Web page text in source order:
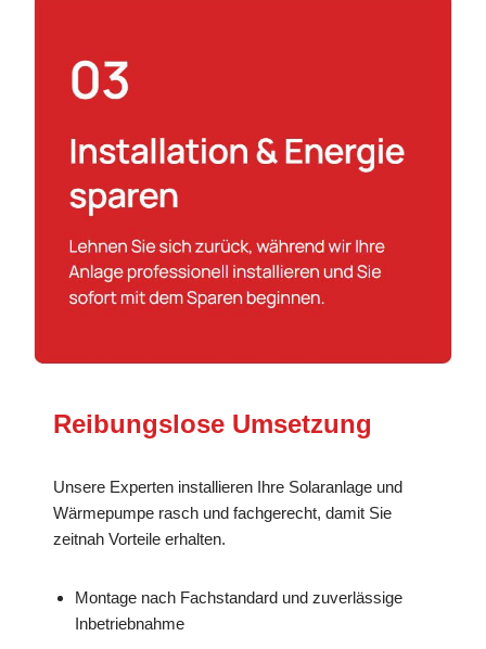
Reibungslose Umsetzung
Unsere Experten installieren Ihre Solaranlage und
Wärmepumpe rasch und fachgerecht, damit Sie
zeitnah Vorteile erhalten.
Montage nach Fachstandard und zuverlässige
Inbetriebnahme